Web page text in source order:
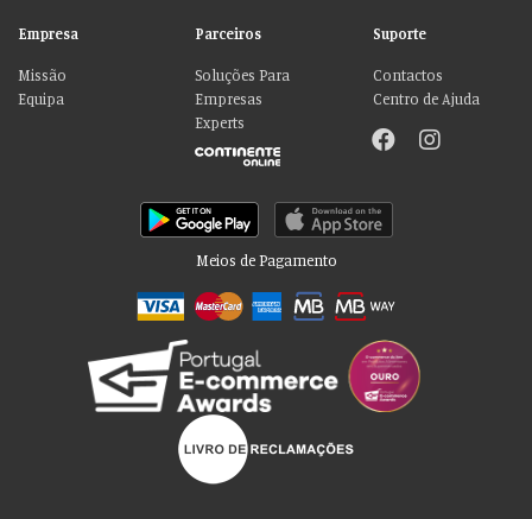
Empresa
Missão
Equipa
Parceiros
Soluções Para
Empresas
Experts
Suporte
Contactos
Centro de Ajuda
Meios de Pagamento
Por favor aceite as nossas deliciosas